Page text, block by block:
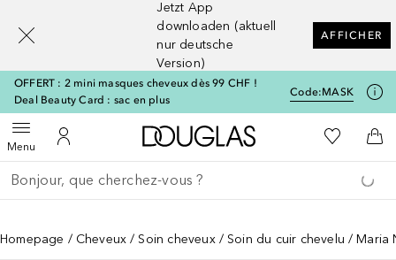
Jetzt App
downloaden (aktuell
nur deutsche
Version)
AFFICHER
OFFERT : 2 mini masques cheveux dès 99 CHF !
Deal Beauty Card : sac en plus
Code:MASK
MenuOuvrir le menuVers Mon Compte
Vers l'accueil Douglas
Vers Ma
Retourner
Exécuter la recherche
Homepage Cheveux Soin cheveux Soin du cuir chevelu Maria
[navigation.slideout.screenreader]